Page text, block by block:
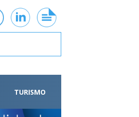
TURISMO